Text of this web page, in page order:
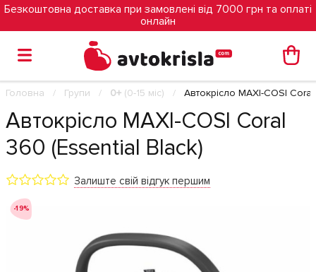
Безкоштовна доставка при замовлені від 7000 грн та оплаті
онлайн
Головна Групи 0+ (0-15 міс) Автокрісло MAXI-COSI
Автокрісло MAXI-COSI Coral
360 (Essential Black)
Залиште свій відгук першим
-19%